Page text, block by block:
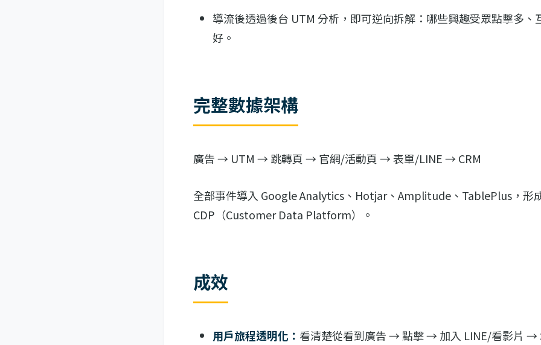
導流後透過後台 UTM 分析，即可逆向拆解：哪些興趣受眾點擊多、
好。
完整數據架構
廣告 → UTM → 跳轉頁 → 官網/活動頁 → 表單/LINE → CRM
全部事件導入 Google Analytics、Hotjar、Amplitude、TablePlus，形
CDP（Customer Data Platform）。
成效
用戶旅程透明化： 看清楚從看到廣告 → 點擊 → 加入 LINE/看影片 →